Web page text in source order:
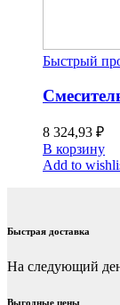
Быстрый
8 324,93 ₽
В корзину
Add to
Быстрая доставка
На следующий
Выгодные цены